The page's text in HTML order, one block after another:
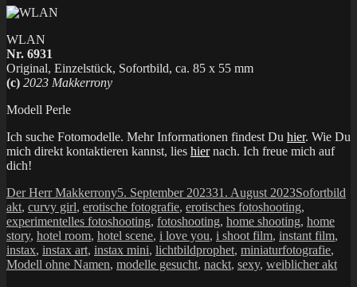
WLAN
Nr. 6931
Original, Einzelstück, Sofortbild, ca. 85 x 55 mm
(c) 2023 Makkerrony
Modell Perle
Ich suche Fotomodelle. Mehr Informationen findest Du hier. Wie Du
mich direkt kontaktieren kannst, lies hiernach. Ich freue mich auf
dich!
Autor
Der Herr MakkerronyVeröffentlicht
am
5. September 202331. August 2023Kategorien
Sofortbild
akt, curvy girl, erotische fotografie, erotisches fotoshooting,
experimentelles fotoshooting, fotoshooting, home shooting, home
story, hotel room, hotel scene, i love you, i shoot film, instant film,
instax, instax art, instax mini, lichtbildprophet, miniaturfotografie,
Modell ohne Namen, modelle gesucht, nackt, sexy, weiblicher akt